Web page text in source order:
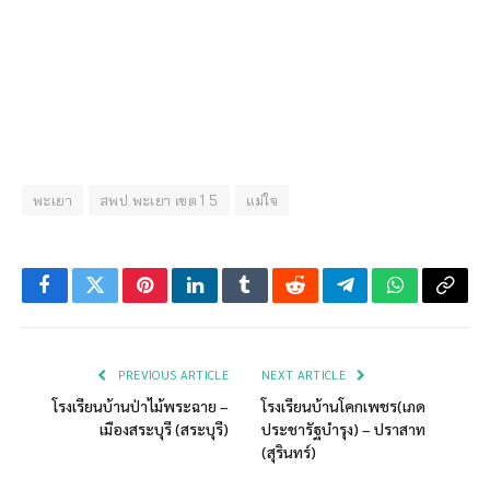
พะเยา สพป.พะเยา เขต 1 5 แม่ใจ
FacebookTwitterPinterestLinkedInTumblrRedditTelegramWhatsApp
Copy
PREVIOUS ARTICLE
โรงเรียนบ้านป่าไม้พระฉาย –
เมืองสระบุรี (สระบุรี)
NEXT ARTICLE
โรงเรียนบ้านโคกเพชร(เภด
ประชารัฐบำรุง) – ปราสาท
(สุรินทร์)